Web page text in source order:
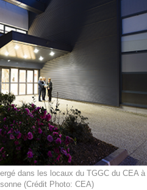
dans les locaux du TGGC du CEA à
(Crédit Photo: CEA)